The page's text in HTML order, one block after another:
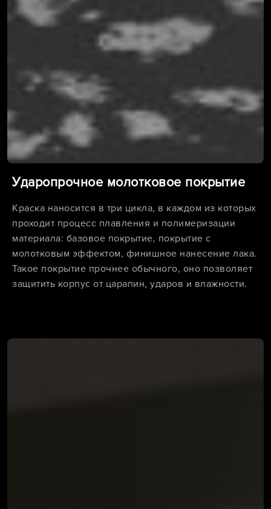
Ударопрочное молотковое покрытие
Краска наносится в три цикла, в каждом из которых
проходит процесс плавления и полимеризации
материала: базовое покрытие, покрытие с
молотковым эффектом, финишное нанесение лака.
Такое покрытие прочнее обычного, оно позволяет
защитить корпус от царапин, ударов и влажности.